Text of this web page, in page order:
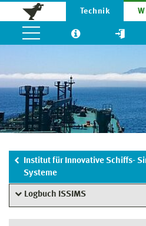
Technik
Institut für Innovative Schiffs-
Systeme
Logbuch ISSIMS